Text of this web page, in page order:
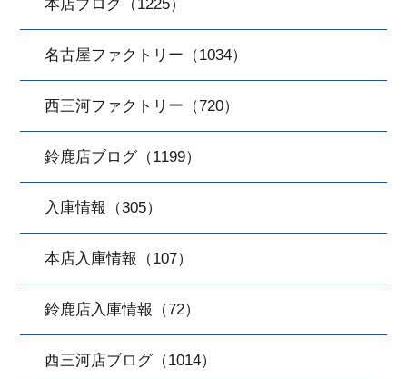
本店ブログ（1225）
名古屋ファクトリー（1034）
西三河ファクトリー（720）
鈴鹿店ブログ（1199）
入庫情報（305）
本店入庫情報（107）
鈴鹿店入庫情報（72）
西三河店ブログ（1014）